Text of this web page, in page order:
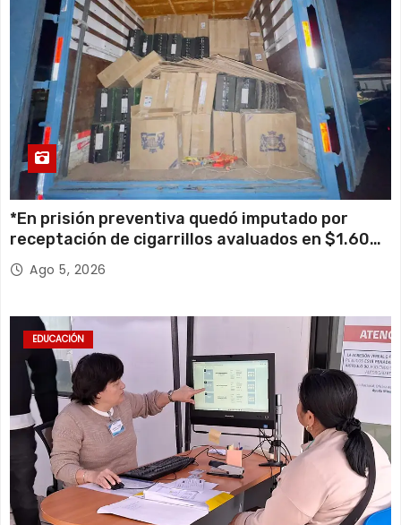
*En prisión preventiva quedó imputado por
receptación de cigarrillos avaluados en $1.600
millones*
Ago 5, 2026
EDUCACIÓN